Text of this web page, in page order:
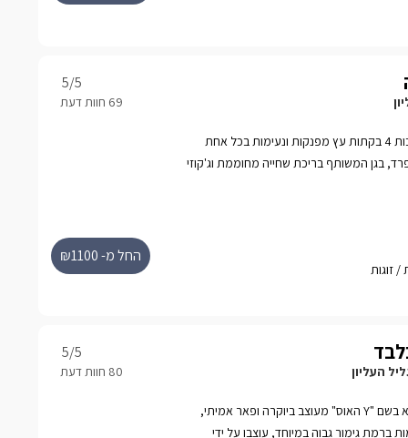
5/5
במתחם גן מטופח וירוק ניצבות 4 בקתות עץ מפנקות ונעימות בכל אחת
בגן המשותף בריכת שחייה מחוממת וג'קוזי
החל מ- ₪1100
5/5
העליון
מתחם תענוגות חדש ומופלא בשם "Y האוס" מעוצב ביוקרה ופאר אמיתי,
ברמת גימור גבוה במיוחד, עוצבו על ידי